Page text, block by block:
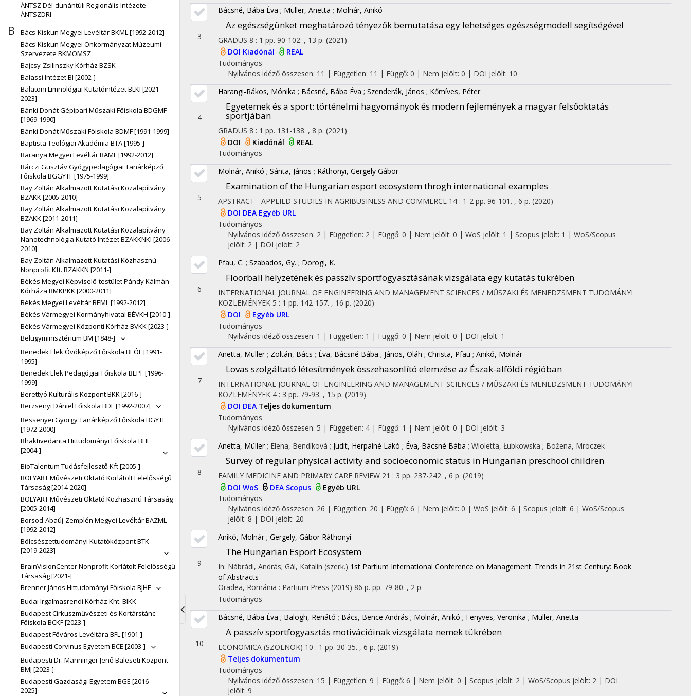
Toggle
navigation
ÁNTSZ Dél-dunántúli Regionális Intézete
ÁNTSZDRI
B
Bács-Kiskun Megyei Levéltár BKML [1992-2012]
Bács-Kiskun Megyei Önkormányzat Múzeumi
Szervezete BKMÖMSZ
Bajcsy-Zsilinszky Kórház BZSK
Balassi Intézet BI [2002-]
Balatoni Limnológiai Kutatóintézet BLKI [2021-
2023]
Bánki Donát Gépipari Műszaki Főiskola BDGMF
[1969-1990]
Bánki Donát Műszaki Főiskola BDMF [1991-1999]
Baptista Teológiai Akadémia BTA [1995-]
Baranya Megyei Levéltár BAML [1992-2012]
Bárczi Gusztáv Gyógypedagógiai Tanárképző
Főiskola BGGYTF [1975-1999]
Bay Zoltán Alkalmazott Kutatási Közalapítvány
BZAKK [2005-2010]
Bay Zoltán Alkalmazott Kutatási Közalapítvány
BZAKK [2011-2011]
Bay Zoltán Alkalmazott Kutatási Közalapítvány
Nanotechnológia Kutató Intézet BZAKKNKI [2006-
2010]
Bay Zoltán Alkalmazott Kutatási Közhasznú
Nonprofit Kft. BZAKKN [2011-]
Békés Megyei Képviselő-testület Pándy Kálmán
Kórháza BMKPKK [2000-2011]
Békés Megyei Levéltár BEML [1992-2012]
Békés Vármegyei Kormányhivatal BÉVKH [2010-]
Békés Vármegyei Központi Kórház BVKK [2023-]
Belügyminisztérium BM [1848-]
Benedek Elek Óvóképző Főiskola BEÓF [1991-
1995]
Benedek Elek Pedagógiai Főiskola BEPF [1996-
1999]
Berettyó Kulturális Központ BKK [2016-]
Berzsenyi Dániel Főiskola BDF [1992-2007]
Bessenyei György Tanárképző Főiskola BGYTF
[1972-2000]
Bhaktivedanta Hittudományi Főiskola BHF
[2004-]
BioTalentum Tudásfejlesztő Kft [2005-]
BOLYART Művészeti Oktató Korlátolt Felelősségű
Társaság [2014-2020]
BOLYART Művészeti Oktató Közhasznú Társaság
[2005-2014]
Borsod-Abaúj-Zemplén Megyei Levéltár BAZML
[1992-2012]
Bölcsészettudományi Kutatóközpont BTK
[2019-2023]
BrainVisionCenter Nonprofit Korlátolt Felelősségű
Társaság [2021-]
Brenner János Hittudományi Főiskola BJHF
Budai Irgalmasrendi Kórház Kht. BIKK
Budapest Cirkuszművészeti és Kortárstánc
Főiskola BCKF [2023-]
Budapest Főváros Levéltára BFL [1901-]
Budapesti Corvinus Egyetem BCE [2003-]
Budapesti Dr. Manninger Jenő Baleseti Központ
BMJ [2023-]
Budapesti Gazdasági Egyetem BGE [2016-
2025]
3
Bácsné, Bába Éva ; Müller, Anetta ; Molnár, Anikó
Az egészségünket meghatározó tényezők bemutatása egy lehetséges egészségmodell segítségével
GRADUS 8 : 1 pp. 90-102. , 13 p. (2021)
DOI Kiadónál
REAL
Tudományos
Nyilvános idéző összesen: 11 | Független: 11 | Függő: 0 | Nem jelölt: 0 | DOI jelölt: 10
4
Harangi-Rákos, Mónika ; Bácsné, Bába Éva ; Szenderák, János ; Kőmíves, Péter
Egyetemek és a sport: történelmi hagyományok és modern fejlemények a magyar felsőoktatás
sportjában
GRADUS 8 : 1 pp. 131-138. , 8 p. (2021)
DOI
Kiadónál
REAL
Tudományos
5
Molnár, Anikó ; Sánta, János ; Ráthonyi, Gergely Gábor
Examination of the Hungarian esport ecosystem throgh international examples
APSTRACT - APPLIED STUDIES IN AGRIBUSINESS AND COMMERCE 14 : 1-2 pp. 96-101. , 6 p. (2020)
DOI DEA Egyéb URL
Tudományos
Nyilvános idéző összesen: 2| Független: 2 | Függő: 0 | Nem jelölt: 0 | WoS jelölt: 1 | Scopus jelölt: 1 | WoS/Scopus
jelölt: 2 | DOI jelölt: 2
6
Pfau, C. ; Szabados, Gy. ; Dorogi, K.
Floorball helyzetének és passzív sportfogyasztásának vizsgálata egy kutatás tükrében
INTERNATIONAL JOURNAL OF ENGINEERING AND MANAGEMENT SCIENCES / MŰSZAKI ÉS MENEDZSMENT TUDOMÁNYI
KÖZLEMÉNYEK 5 : 1 pp. 142-157. , 16 p. (2020)
DOI
Egyéb URL
Tudományos
Nyilvános idéző összesen: 1 | Független: 1 | Függő: 0 | Nem jelölt: 0 | DOI jelölt: 1
7
Anetta, Müller ; Zoltán, Bács ; Éva, Bácsné Bába ; János, Oláh ; Christa, Pfau ; Anikó, Molnár
Lovas szolgáltató létesítmények összehasonlító elemzése az Észak-alföldi régióban
INTERNATIONAL JOURNAL OF ENGINEERING AND MANAGEMENT SCIENCES / MŰSZAKI ÉS MENEDZSMENT TUDOMÁNYI
KÖZLEMÉNYEK 4 : 3 pp. 79-93. , 15 p. (2019)
DOI DEA Teljes dokumentum
Tudományos
Nyilvános idéző összesen: 5 | Független: 4 | Függő: 1 | Nem jelölt: 0 | DOI jelölt: 3
8
Anetta, Müller ; Elena, Bendíková ; Judit, Herpainé Lakó ; Éva, Bácsné Bába ; Wioletta, Łubkowska ; Bożena, Mroczek
Survey of regular physical activity and socioeconomic status in Hungarian preschool children
FAMILY MEDICINE AND PRIMARY CARE REVIEW 21 : 3 pp. 237-242. , 6 p. (2019)
DOI WoS DEA Scopus
Egyéb URL
Tudományos
Nyilvános idéző összesen: 26 | Független: 20 | Függő: 6 | Nem jelölt: 0 | WoS jelölt: 6 | Scopus jelölt: 6 | WoS/Scopus
jelölt: 8 | DOI jelölt: 20
9
Anikó, Molnár ; Gergely, Gábor Ráthonyi
The Hungarian Esport Ecosystem
In: Nábrádi, András; Gál, Katalin (szerk.) 1st Partium International Conference on Management. Trends in 21st Century: Book
of Abstracts
Oradea, Románia : Partium Press (2019) 86 p. pp. 79-80. , 2 p.
Tudományos
10
Bácsné, Bába Éva ; Balogh, Renátó ; Bács, Bence András ; Molnár, Anikó ; Fenyves, Veronika ; Müller, Anetta
A passzív sportfogyasztás motivációinak vizsgálata nemek tükrében
ECONOMICA (SZOLNOK) 10 : 1 pp. 30-35. , 6 p. (2019)
Teljes dokumentum
Tudományos
Nyilvános idéző összesen: 15 | Független: 9 | Függő: 6 | Nem jelölt: 0 | Scopus jelölt: 2 | WoS/Scopus jelölt: 2 | DOI
jelölt: 9